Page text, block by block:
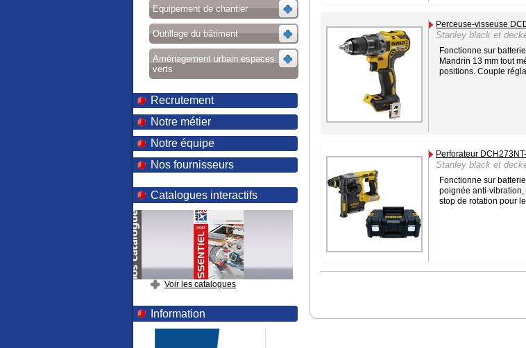
Equipement de chantier
Outillage du bâtiment
Aménagement urbain espaces
verts
Recrutement
Notre métier
Notre équipe
Nos fournisseurs
Catalogues interactifs
Voir les catalogues
Information
Perceuse-visseuse
Stanley black et
Fonctionne sur
Mandrin 13 mm tout
positions. Couple
Perforateur
Stanley black et
Fonctionne sur
poignée anti-vibration,
stop de rotation pour